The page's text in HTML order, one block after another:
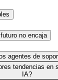
no encaja
agentes de
tendencias en
IA?